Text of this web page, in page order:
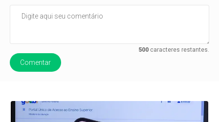
500caracteres restantes.
Comentar